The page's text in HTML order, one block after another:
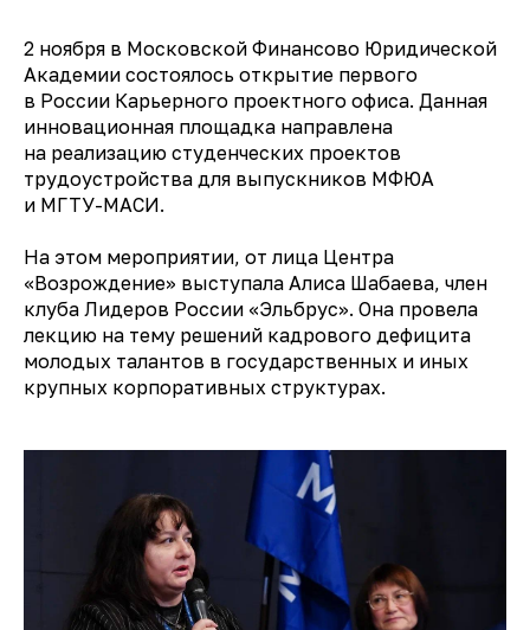
2 ноября в Московской Финансово Юридической
Академии состоялось открытие первого
в России Карьерного проектного офиса. Данная
инновационная площадка направлена
на реализацию студенческих проектов
трудоустройства для выпускников МФЮА
и МГТУ-МАСИ.
На этом мероприятии, от лица Центра
«Возрождение» выступала Алиса Шабаева, член
клуба Лидеров России «Эльбрус». Она провела
лекцию на тему решений кадрового дефицита
молодых талантов в государственных и иных
крупных корпоративных структурах.